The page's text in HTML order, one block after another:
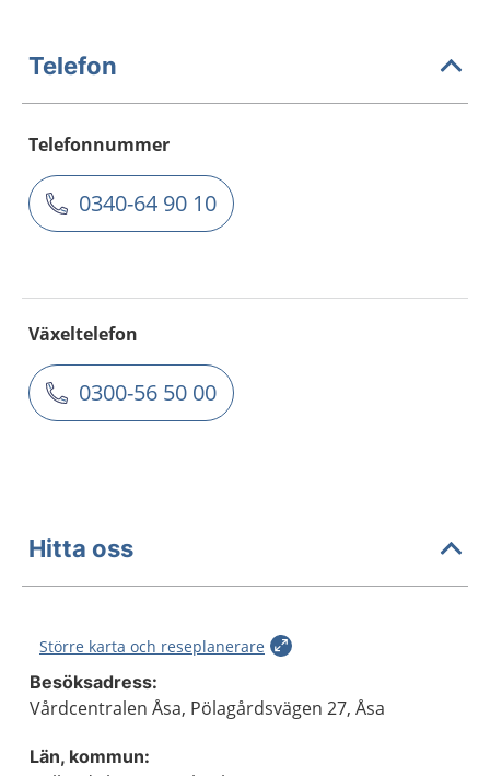
Telefon
Telefonnummer
0340-64 90 10
Växeltelefon
0300-56 50 00
Hitta oss
Större karta och reseplanerare
Besöksadress:
Vårdcentralen Åsa, Pölagårdsvägen 27, Åsa
Län, kommun: